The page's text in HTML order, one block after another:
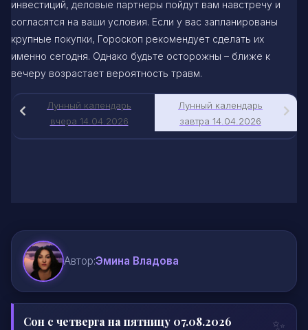
инвестиций, деловые партнеры пойдут вам навстречу и
согласятся на ваши условия. Если у вас запланированы
крупные покупки, Гороскоп рекомендует сделать их
именно сегодня. Однако будьте осторожны – ближе к
вечеру возрастает вероятность травм.
Лунный календарь
завтра 14.04.2026
Лунный календарь
вчера 14.04.2026
Автор:Эмина Владова
Сон с четверга на пятницу 07.08.2026